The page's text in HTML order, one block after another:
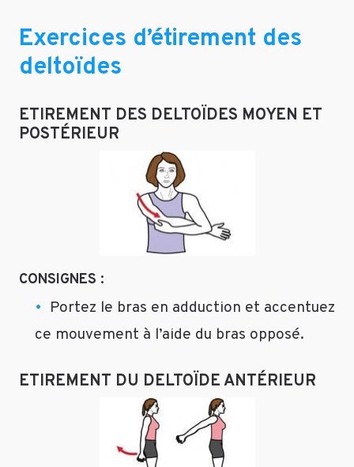
Exercices d’étirement des
deltoïdes
ETIREMENT DES DELTOÏDES MOYEN ET
POSTÉRIEUR
CONSIGNES :
Portez le bras en adduction et accentuez
ce mouvement à l’aide du bras opposé.
ETIREMENT DU DELTOÏDE ANTÉRIEUR